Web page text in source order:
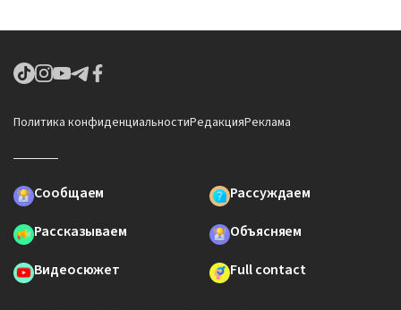
Политика конфиденциальностиРедакцияРеклама
Сообщаем
Рассуждаем
Рассказываем
Объясняем
Видеосюжет
Full contact